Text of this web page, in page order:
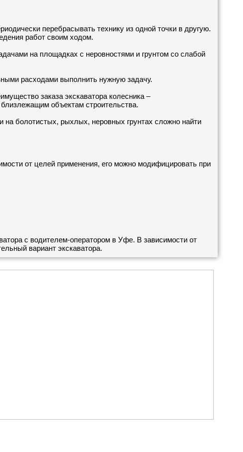
перебрасывать технику из одной точки в другую.
работ своим ходом.
на площадках с неровностями и грунтом со слабой
расходами выполнить нужную задачу.
заказа экскаватора колесника –
объектам строительства.
на болотистых, рыхлых, неровных грунтах сложно найти
от целей применения, его можно модифицировать при
с водителем-оператором в Уфе. В зависимости от
вариант экскаватора.